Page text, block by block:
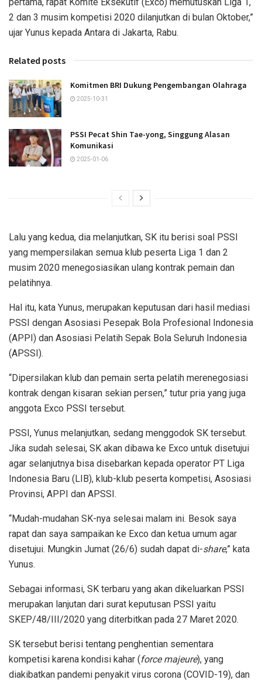
2 dan 3 musim kompetisi 2020 dilanjutkan di bulan Oktober,”
ujar Yunus kepada Antara di Jakarta, Rabu.
Related posts
Komitmen BRI Dukung Pengembangan Olahraga
2025-10-31
PSSI Pecat Shin Tae-yong, Singgung Alasan
Komunikasi
2025-01-06
Lalu yang kedua, dia melanjutkan, SK itu berisi soal PSSI
yang mempersilakan semua klub peserta Liga 1 dan 2
musim 2020 menegosiasikan ulang kontrak pemain dan
pelatihnya.
Hal itu, kata Yunus, merupakan keputusan dari hasil mediasi
PSSI dengan Asosiasi Pesepak Bola Profesional Indonesia
(APPI) dan Asosiasi Pelatih Sepak Bola Seluruh Indonesia
(APSSI).
“Dipersilakan klub dan pemain serta pelatih merenegosiasi
kontrak dengan kisaran sekian persen,” tutur pria yang juga
anggota Exco PSSI tersebut.
PSSI, Yunus melanjutkan, sedang menggodok SK tersebut.
Jika sudah selesai, SK akan dibawa ke Exco untuk disetujui
agar selanjutnya bisa disebarkan kepada operator PT Liga
Indonesia Baru (LIB), klub-klub peserta kompetisi, Asosiasi
Provinsi, APPI dan APSSI.
“Mudah-mudahan SK-nya selesai malam ini. Besok saya
rapat dan saya sampaikan ke Exco dan ketua umum agar
disetujui. Mungkin Jumat (26/6) sudah dapat di-share,” kata
Yunus.
Sebagai informasi, SK terbaru yang akan dikeluarkan PSSI
merupakan lanjutan dari surat keputusan PSSI yaitu
SKEP/48/III/2020 yang diterbitkan pada 27 Maret 2020.
SK tersebut berisi tentang penghentian sementara
kompetisi karena kondisi kahar (force majeure), yang
diakibatkan pandemi penyakit virus corona (COVID-19), dan